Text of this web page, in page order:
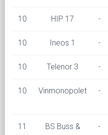
10 HIP 17 -
10 Ineos 1 -
10 Telenor 3 -
10 Vinmonopolet -
11
BS Buss &
-